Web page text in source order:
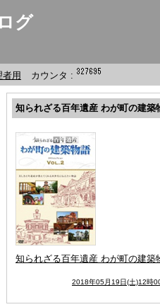
グ
者用 カウンタ :
知られざる百年遺産 わが町の建
知られざる百年遺産 わが町の建
2018年05月19日(土)12時